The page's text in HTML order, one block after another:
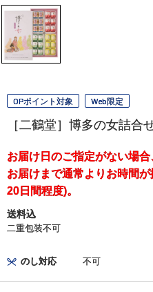
OPポイント対象 Web限定
［二鶴堂］博多の女詰
お届け日のご指定がない場
お届けまで通常よりお時間
20日間程度)。
送料込
二重包装不可
のし対応 不可